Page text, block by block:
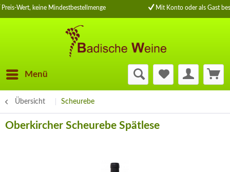
Preis-Wert, keine Mindestbestellmenge Mit Konto oder als Gast
Menü
Übersicht Scheurebe
Oberkircher Scheurebe Spätlese